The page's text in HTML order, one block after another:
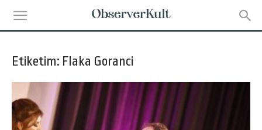
Etiketim: Flaka Goranci